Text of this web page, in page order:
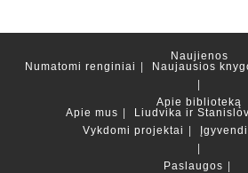
Naujienos
Numatomi renginiai
Naujausios
Apie biblioteką
Apie mus
Liudvika ir
Vykdomi projektai
Paslaugos